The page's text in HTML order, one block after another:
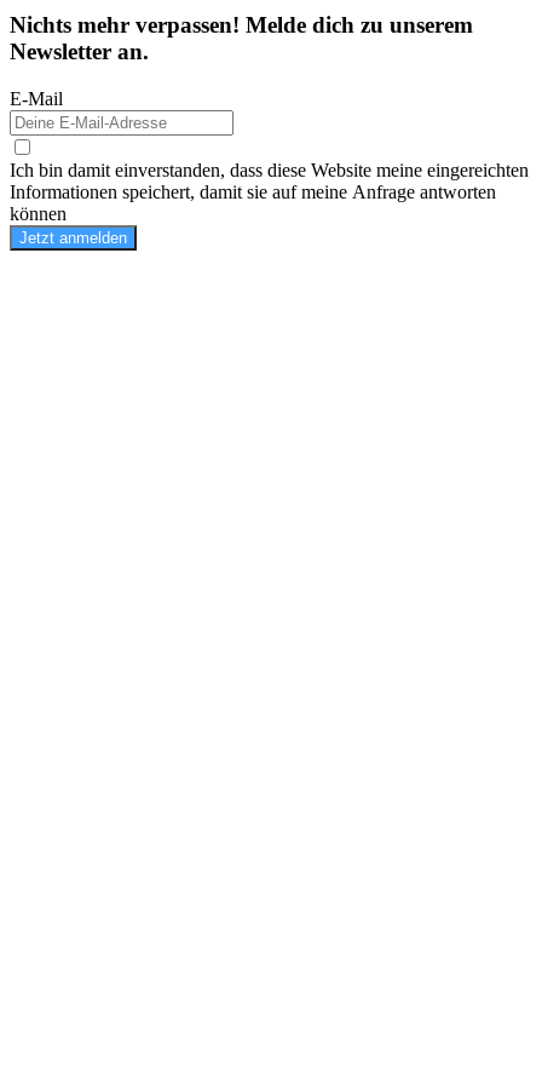
Nichts mehr verpassen! Melde dich zu unserem
Newsletter an.
E-Mail
Ich bin damit einverstanden, dass diese Website meine eingereichten
Informationen speichert, damit sie auf meine Anfrage antworten
können
Jetzt anmelden